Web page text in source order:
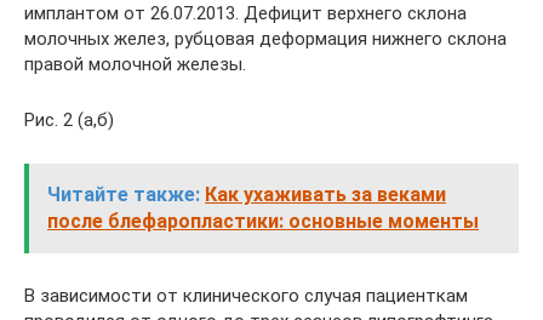
имплантом от 26.07.2013. Дефицит верхнего склона
молочных желез, рубцовая деформация нижнего склона
правой молочной железы.
Рис. 2 (а,б)
Читайте также: Как ухаживать за веками
после блефаропластики: основные моменты
В зависимости от клинического случая пациенткам